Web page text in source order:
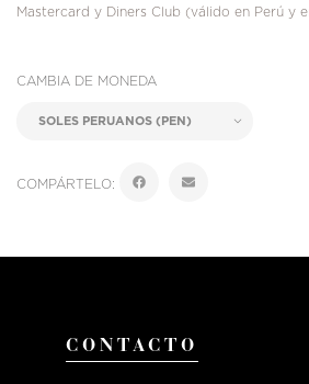
Mastercard y Diners Club (válido en Perú y
COMPÁRTELO:
CAMBIA DE MONEDA
CONTACTO